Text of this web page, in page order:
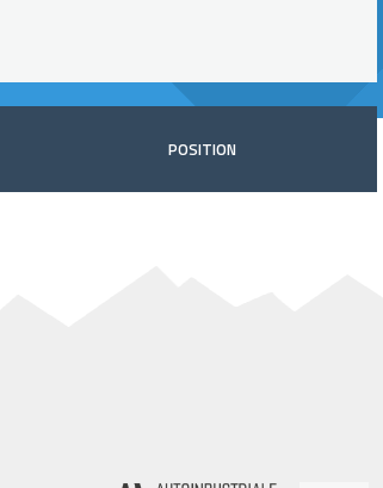
POSITION